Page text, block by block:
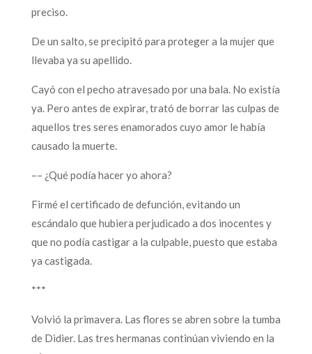
preciso.
De un salto, se precipitó para proteger a la mujer que
llevaba ya su apellido.
Cayó con el pecho atravesado por una bala. No existía
ya. Pero antes de expirar, trató de borrar las culpas de
aquellos tres seres enamorados cuyo amor le había
causado la muerte.
–– ¿Qué podía hacer yo ahora?
Firmé el certificado de defunción, evitando un
escándalo que hubiera perjudicado a dos inocentes y
que no podía castigar a la culpable, puesto que estaba
ya castigada.
***
Volvió la primavera. Las flores se abren sobre la tumba
de Didier. Las tres hermanas continúan viviendo en la